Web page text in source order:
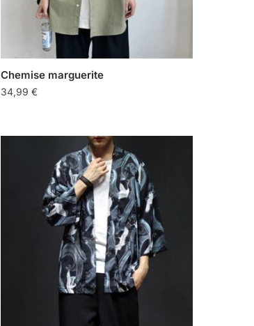
Chemise marguerite
34,99€